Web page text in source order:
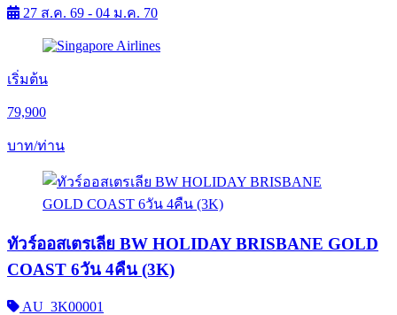
27 ส.ค. 69 - 04 ม.ค. 70
เริ่มต้น
79,900
บาท/ท่าน
ทัวร์ออสเตรเลีย BW HOLIDAY BRISBANE GOLD
COAST 6วัน 4คืน (3K)
AU_3K00001